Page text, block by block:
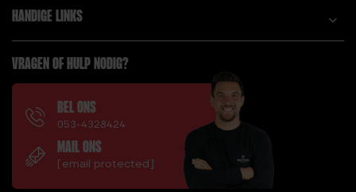
HANDIGE LINKS
VRAGEN OF HULP NODIG?
BEL ONS
053-4328424
MAIL ONS
[email protected]